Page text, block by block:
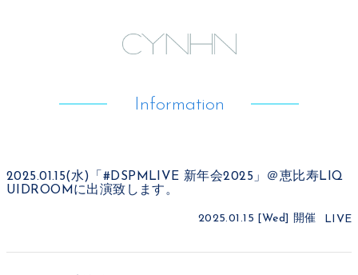
Information
2025.01.15(水)「#DSPMLIVE 新年会2025」＠恵比寿LIQ
UIDROOMに出演致します。
2025.01.15 [Wed] 開催 LIVE